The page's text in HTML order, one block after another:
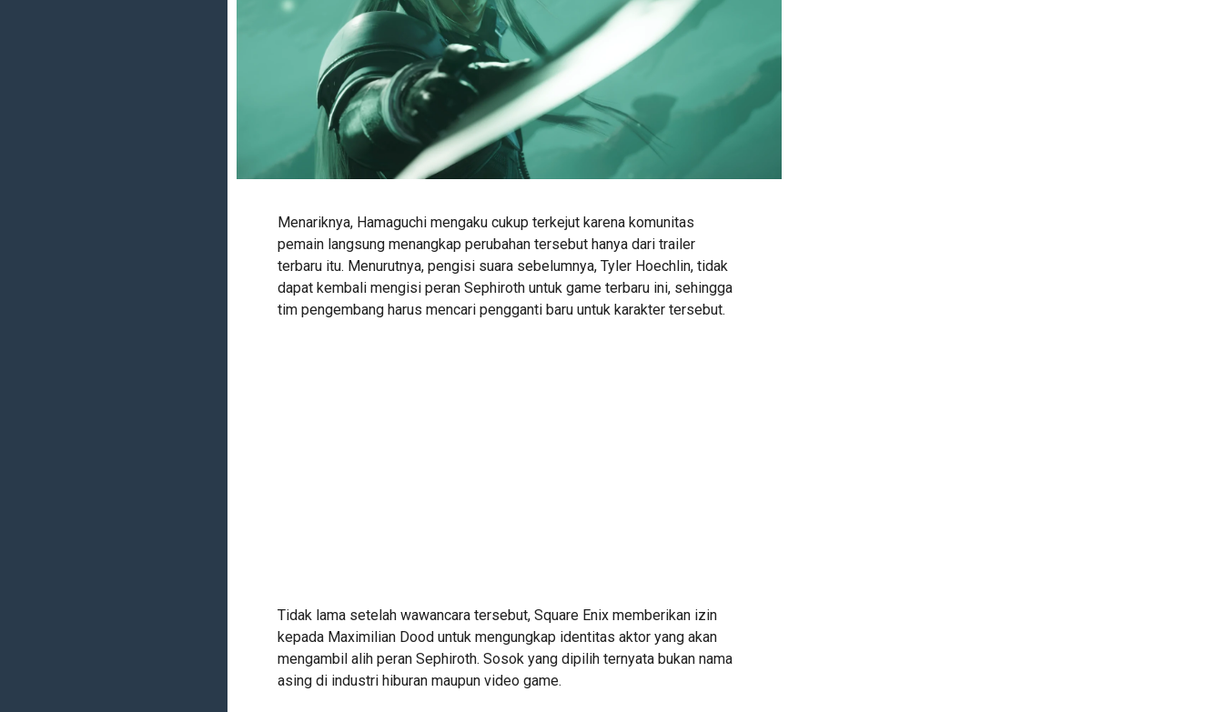
Menariknya, Hamaguchi mengaku cukup terkejut karena komunitas
pemain langsung menangkap perubahan tersebut hanya dari trailer
terbaru itu. Menurutnya, pengisi suara sebelumnya, Tyler Hoechlin, tidak
dapat kembali mengisi peran Sephiroth untuk game terbaru ini, sehingga
tim pengembang harus mencari pengganti baru untuk karakter tersebut.
Tidak lama setelah wawancara tersebut, Square Enix memberikan izin
kepada Maximilian Dood untuk mengungkap identitas aktor yang akan
mengambil alih peran Sephiroth. Sosok yang dipilih ternyata bukan nama
asing di industri hiburan maupun video game.